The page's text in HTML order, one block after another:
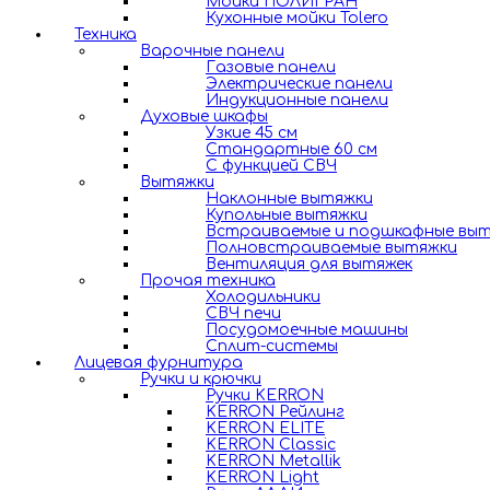
Кухонные мойки Tolero
Техника
Варочные панели
Газовые панели
Электрические панели
Индукционные панели
Духовые шкафы
Узкие 45 см
Стандартные 60 см
С функцией СВЧ
Вытяжки
Наклонные вытяжки
Купольные вытяжки
Встраиваемые и подшкафные
Полновстраиваемые вытяжки
Вентиляция для вытяжек
Прочая техника
Холодильники
СВЧ печи
Посудомоечные машины
Сплит-системы
Лицевая фурнитура
Ручки и крючки
Ручки KERRON
KERRON Рейлинг
KERRON ELITE
KERRON Classic
KERRON Metallik
KERRON Light